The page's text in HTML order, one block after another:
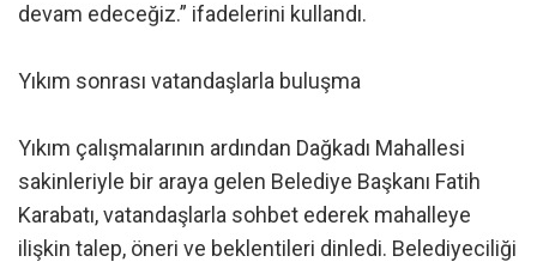
devam edeceğiz.” ifadelerini kullandı.
Yıkım sonrası vatandaşlarla buluşma
Yıkım çalışmalarının ardından Dağkadı Mahallesi
sakinleriyle bir araya gelen Belediye Başkanı Fatih
Karabatı, vatandaşlarla sohbet ederek mahalleye
ilişkin talep, öneri ve beklentileri dinledi. Belediyeciliği